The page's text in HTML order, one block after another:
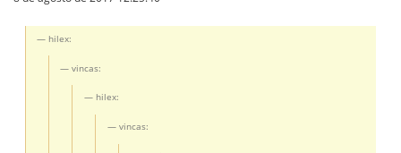
hilex:
vincas:
hilex:
vincas: